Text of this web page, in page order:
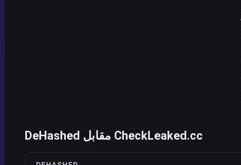
CheckLeaked.cc مقابل DeHashed